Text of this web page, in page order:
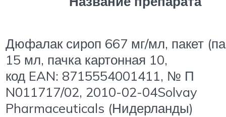
Дюфалак сироп 667 мг/мл, пакет
15 мл, пачка картонная 10,
код EAN: 8715554001411, № П
N011717/02, 2010-02-04Solvay
Pharmaceuticals (Нидерланды)